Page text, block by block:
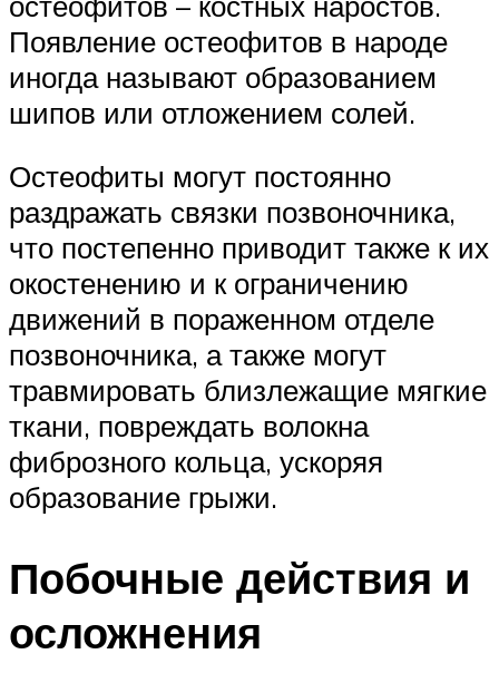
Появление остеофитов в народе
иногда называют образованием
шипов или отложением солей.
Остеофиты могут постоянно
раздражать связки позвоночника,
что постепенно приводит также к их
окостенению и к ограничению
движений в пораженном отделе
позвоночника, а также могут
травмировать близлежащие мягкие
ткани, повреждать волокна
фиброзного кольца, ускоряя
образование грыжи.
Побочные действия и
осложнения